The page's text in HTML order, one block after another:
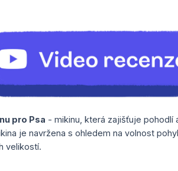
pro Psa - mikinu, která zajišťuje pohodlí
je navržena s ohledem na volnost
velikostí.